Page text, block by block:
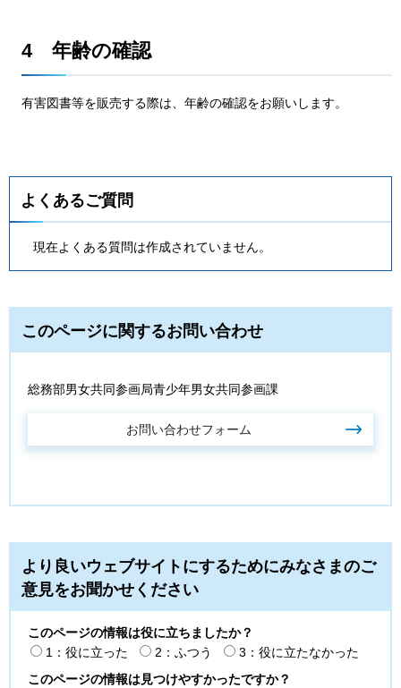
4 年齢の確認
有害図書等を販売する際は、年齢の確認をお願いします。
よくあるご質問
現在よくある質問は作成されていません。
このページに関するお問い合わせ
総務部男女共同参画局青少年男女共同参画課
より良いウェブサイトにするためにみなさまのご
意見をお聞かせください
このページの情報は役に立ちましたか？
1：役に立った
2：ふつう
3：役に立たなかった
このページの情報は見つけやすかったですか？